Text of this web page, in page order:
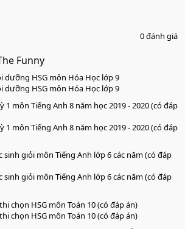
0 đánh giá
Funny
dưỡng HSG môn Hóa Học lớp 9
dưỡng HSG môn Hóa Học lớp 9
1 môn Tiếng Anh 8 năm học 2019 - 2020 (có đáp
1 môn Tiếng Anh 8 năm học 2019 - 2020 (có đáp
sinh giỏi môn Tiếng Anh lớp 6 các năm (có đáp
sinh giỏi môn Tiếng Anh lớp 6 các năm (có đáp
chọn HSG môn Toán 10 (có đáp án)
chọn HSG môn Toán 10 (có đáp án)